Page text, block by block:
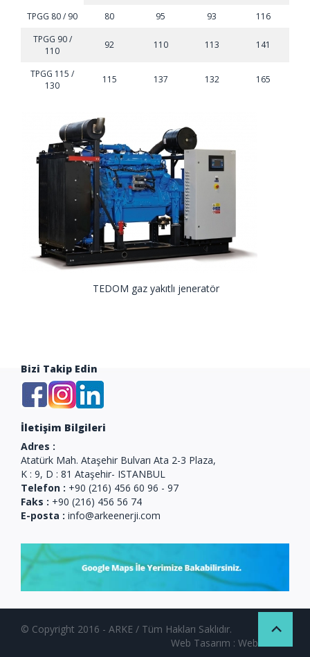
TPGG 80 / 90
80 95 93
116
TPGG 90 /
110
92 110 113 141
TPGG 115 /
130
115 137 132 165
TEDOM gaz yakıtlı jeneratör
Bizi Takip Edin
İletişim Bilgileri
Adres :
Atatürk Mah. Ataşehir Bulvarı Ata 2-3 Plaza,
K : 9, D : 81 Ataşehir- ISTANBUL
Telefon : +90 (216) 456 60 96 - 97
Faks : +90 (216) 456 56 74
E-posta : info@arkeenerji.com
© Copyright 2016 - ARKE / Tüm Hakları Saklıdır.
Web Tasarım : Web Studio